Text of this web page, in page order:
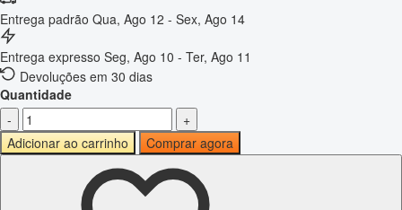
Entrega padrão Qua, Ago 12 - Sex, Ago 14
Entrega expresso Seg, Ago 10 - Ter, Ago 11
Devoluções em 30 dias
Quantidade
-
+
Adicionar ao carrinho
Comprar agora